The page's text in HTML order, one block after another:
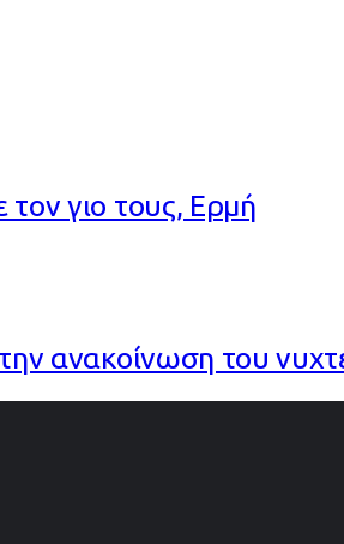
τον γιο τους, Ερμή
ανακοίνωση του